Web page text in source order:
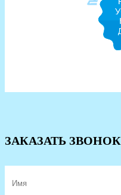
ЗАКАЗАТЬ ЗВОНОК